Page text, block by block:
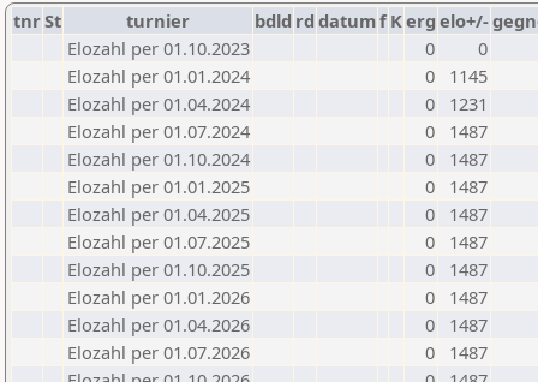
tnrSt turnier bdld rd datumf Kerg elo+/-
Elozahl per 01.10.2023
0
0
Elozahl per 01.01.2024
0
1145
Elozahl per 01.04.2024
0
1231
Elozahl per 01.07.2024
0
1487
Elozahl per 01.10.2024
0
1487
Elozahl per 01.01.2025
0
1487
Elozahl per 01.04.2025
0
1487
Elozahl per 01.07.2025
0
1487
Elozahl per 01.10.2025
0
1487
Elozahl per 01.01.2026
0
1487
Elozahl per 01.04.2026
0
1487
Elozahl per 01.07.2026
0
1487